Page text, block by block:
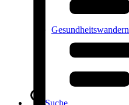
Gesundheitswandern